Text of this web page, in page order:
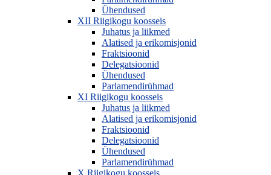
Ühendused
XII Riigikogu koosseis
Juhatus ja liikmed
Alatised ja erikomisjonid
Fraktsioonid
Delegatsioonid
Ühendused
Parlamendirühmad
XI Riigikogu koosseis
Juhatus ja liikmed
Alatised ja erikomisjonid
Fraktsioonid
Delegatsioonid
Ühendused
Parlamendirühmad
X Riigikogu koosseis